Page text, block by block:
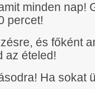
minden nap!
percet!
és főként
az ételed!
Ha sokat